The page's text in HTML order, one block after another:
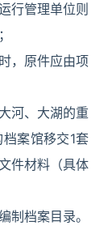
行管理单位则
，原件应由项
河、大湖的重
案馆移交1套
件材料（具体
档案目录。